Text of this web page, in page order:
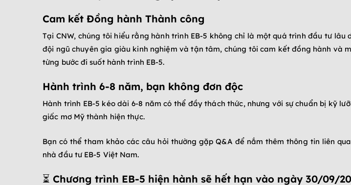
Cam kết Đồng hành Thành công
Tại CNW, chúng tôi hiểu rằng hành trình EB-5 không chỉ là một quá trình đầu tư
đội ngũ chuyên gia giàu kinh nghiệm và tận tâm, chúng tôi cam kết đồng hành và
từng bước đi suốt hành trình EB-5.
Hành trình 6-8 năm, bạn không đơn độc
Hành trình EB-5 kéo dài 6-8 năm có thể đầy thách thức, nhưng với sự chuẩn bị kỹ
giấc mơ Mỹ thành hiện thực.
Bạn có thể tham khảo các câu hỏi thường gặp Q&A để nắm thêm thông tin liên
nhà đầu tư EB-5 Việt Nam.
⏳ Chương trình EB-5 hiện hành sẽ hết hạn vào ngày 30/09/